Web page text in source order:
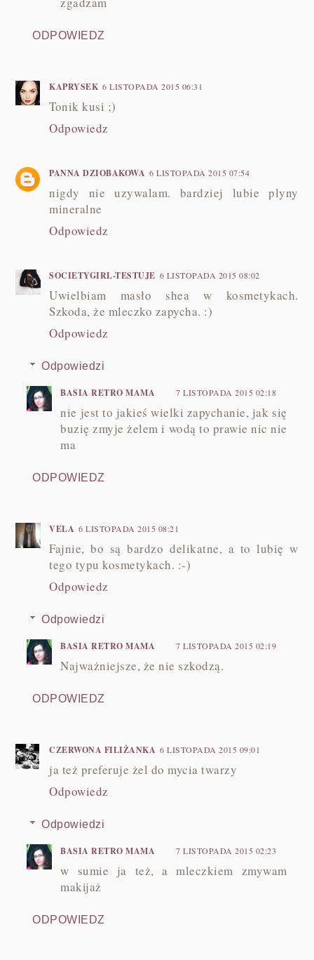
ODPOWIEDZ
KAPRYSEK 6 LISTOPADA 2015 06:31
Tonik kusi ;)
Odpowiedz
PANNA DZIOBAKOWA 6 LISTOPADA 2015 07:54
nigdy nie uzywalam. bardziej lubie plyny
mineralne
Odpowiedz
SOCIETYGIRL-TESTUJE 6 LISTOPADA 2015 08:02
Uwielbiam masło shea w kosmetykach.
Szkoda, że mleczko zapycha. :)
Odpowiedz
Odpowiedzi
BASIA RETRO MAMA 7 LISTOPADA 2015 02:18
nie jest to jakieś wielki zapychanie, jak się
buzię zmyje żelem i wodą to prawie nic nie
ma
ODPOWIEDZ
VELA 6 LISTOPADA 2015 08:21
Fajnie, bo są bardzo delikatne, a to lubię w
tego typu kosmetykach. :-)
Odpowiedz
Odpowiedzi
BASIA RETRO MAMA 7 LISTOPADA 2015 02:19
Najważniejsze, że nie szkodzą.
ODPOWIEDZ
CZERWONA FILIŻANKA 6 LISTOPADA 2015 09:01
ja też preferuje żel do mycia twarzy
Odpowiedz
Odpowiedzi
BASIA RETRO MAMA 7 LISTOPADA 2015 02:23
w sumie ja też, a mleczkiem zmywam
makijaż
ODPOWIEDZ